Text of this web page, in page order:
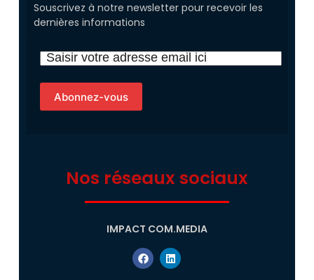
Souscrivez à notre newsletter pour recevoir les
dernières informations
Nos réseaux sociaux
IMPACT COM.MEDIA